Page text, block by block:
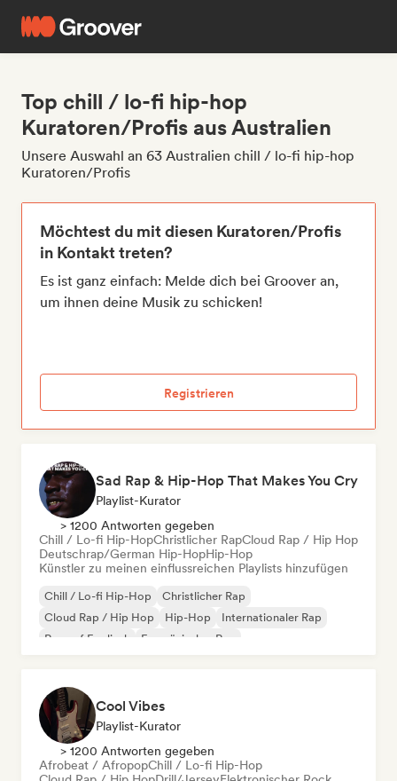
Top chill / lo-fi hip-hop
Kuratoren/Profis aus Australien
Unsere Auswahl an 63 Australien chill / lo-fi hip-hop
Kuratoren/Profis
Möchtest du mit diesen Kuratoren/Profis
in Kontakt treten?
Es ist ganz einfach: Melde dich bei Groover an,
um ihnen deine Musik zu schicken!
Registrieren
Sad Rap & Hip-Hop That Makes You Cry
Playlist-Kurator
> 1200 Antworten gegeben
Chill / Lo-fi Hip-HopChristlicher RapCloud Rap / Hip Hop
Deutschrap/German Hip-HopHip-Hop
Künstler zu meinen einflussreichen Playlists hinzufügen
Chill / Lo-fi Hip-Hop
Christlicher Rap
Cloud Rap / Hip Hop
Hip-Hop
Internationaler Rap
Rap auf Englisch
Französischer Rap
Cool Vibes
Playlist-Kurator
> 1200 Antworten gegeben
Afrobeat / AfropopChill / Lo-fi Hip-Hop